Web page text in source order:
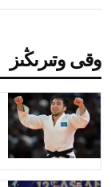
وقى وتىرىڭىز